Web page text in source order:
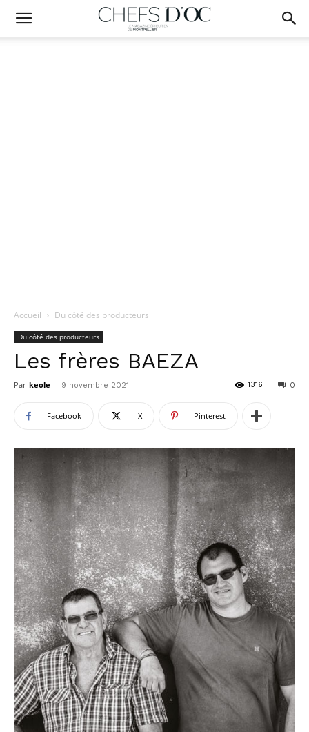
Accueil Du côté des producteurs
Du côté des producteurs
Les frères BAEZA
Par keole - 9 novembre 2021 0
1316
Facebook X Pinterest